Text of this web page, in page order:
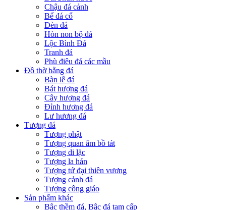
Chậu đá cảnh
Bể đá cổ
Đèn đá
Hòn non bộ đá
Lộc Bình Đá
Tranh đá
Phù điêu đá các mầu
Đồ thờ bằng đá
Bàn lễ đá
Bát hương đá
Cây hương đá
Đỉnh hương đá
Lư hương đá
Tượng đá
Tượng phật
Tượng quan âm bồ tát
Tượng di lặc
Tượng la hán
Tượng tứ đại thiên vương
Tượng cảnh đá
Tượng công giáo
Sản phẩm khác
Bậc thềm đá, Bậc đá tam cấp